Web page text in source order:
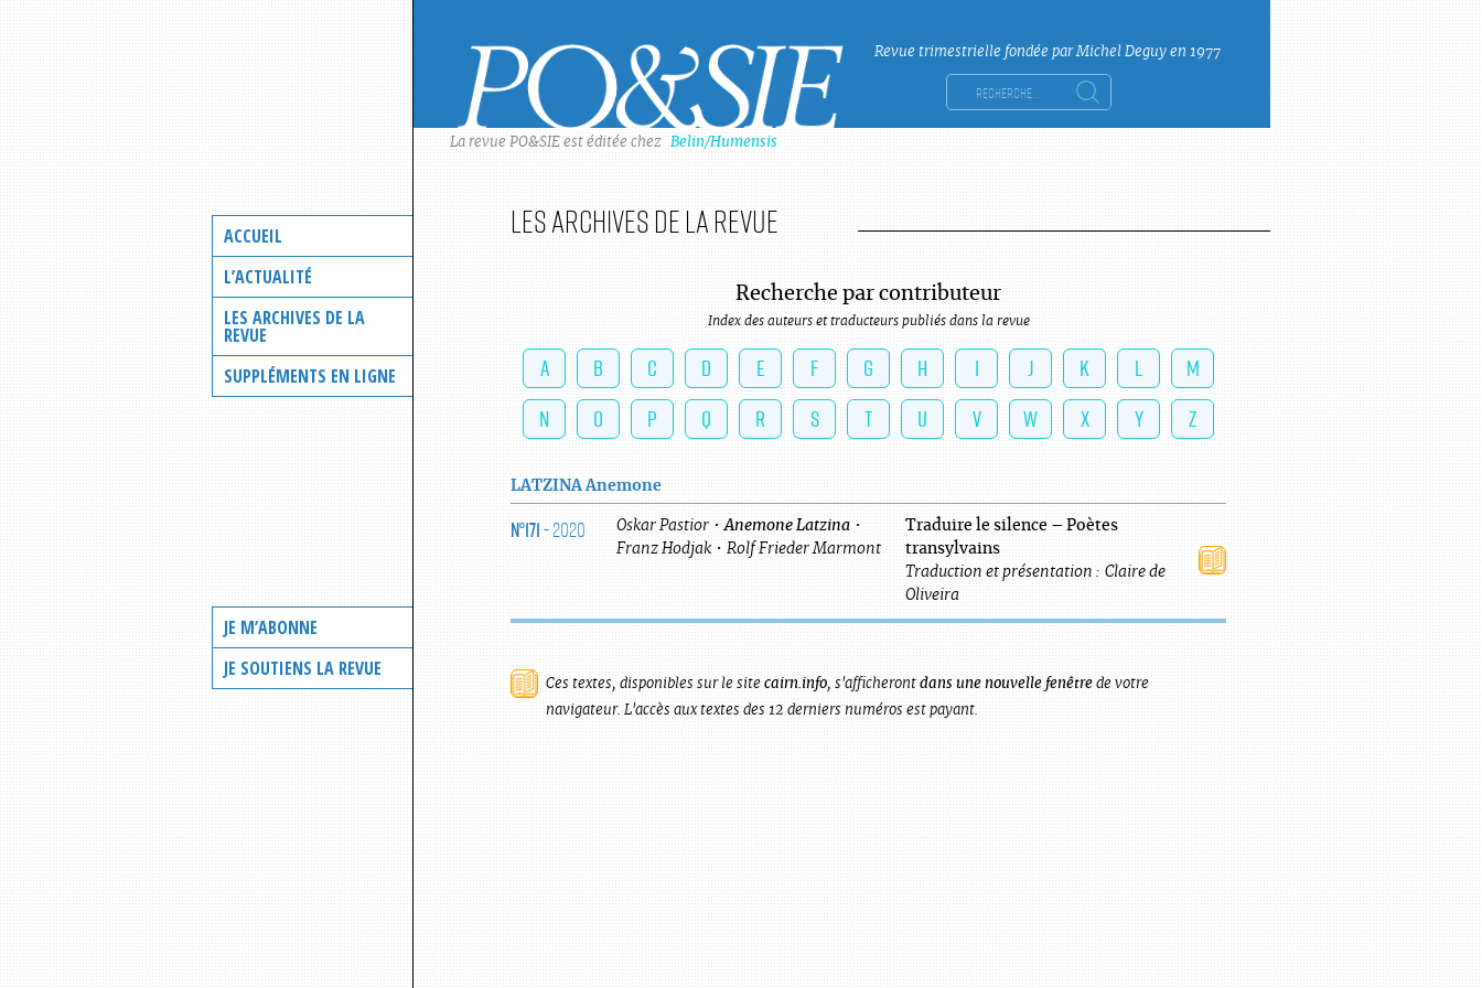
ACCUEIL
L’ACTUALITÉ
LES ARCHIVES DE LA
REVUE
SUPPLÉMENTS EN LIGNE
JE M’ABONNE
JE SOUTIENS LA REVUE
Revue trimestrielle fondée par Michel Deguy en 1977
Rechercher :
La revue PO&SIE est éditée chez Belin/Humensis
Les archives de la revue
Recherche par contributeur
Index des auteurs et traducteurs publiés dans la revue
A B C D E F G H I J K L
M
N
O P Q R S T U V W X Y Z
LATZINA Anemone
N°171- 2020 Oskar Pastior • Anemone Latzina •
Franz Hodjak • Rolf Frieder Marmont
Traduire le silence – Poètes
transylvains
Traduction et présentation : Claire de
Oliveira
Ces textes, disponibles sur le site cairn.info, s'afficheront dans une nouvelle fenêtre de votre
navigateur. L'accès aux textes des 12 derniers numéros est payant.